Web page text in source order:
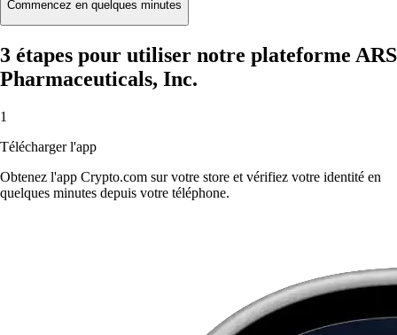
Commencez en quelques minutes
3 étapes pour utiliser notre plateforme ARS
Pharmaceuticals, Inc.
1
Télécharger l'app
Obtenez l'app Crypto.com sur votre store et vérifiez votre identité en
quelques minutes depuis votre téléphone.